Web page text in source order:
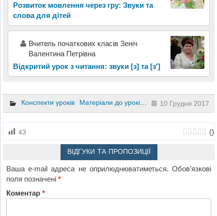
Розвиток мовлення через гру: Звуки та
слова для дітей
Вчитель початкових класів Зеніч
Валентина Петрівна
Відкритий урок з читання: звуки [з] та [з′]
Конспекти уроків Матеріали до уроків Літературне читання
10 Грудня 2017
43 ()
ВІДГУКИ ТА ПРОПОЗИЦІЇ
Ваша e-mail адреса не оприлюднюватиметься. Обов’язкові
поля позначені*
Коментар*